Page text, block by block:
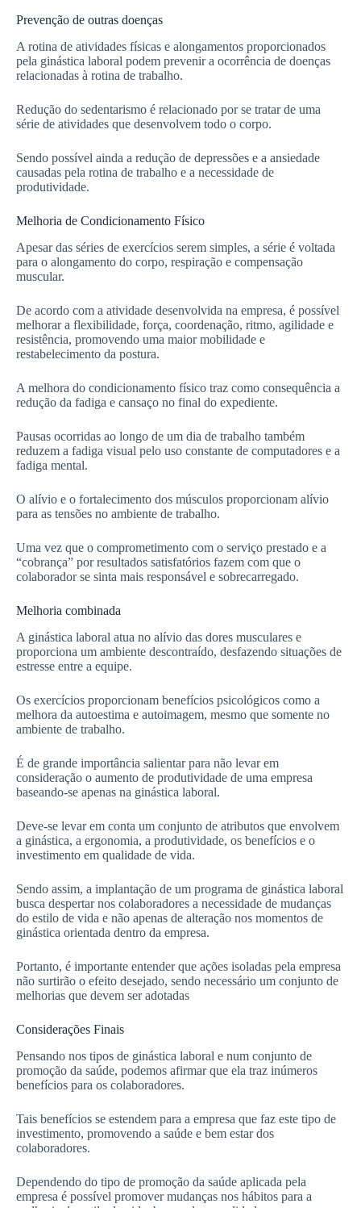
Prevenção de outras doenças
A rotina de atividades físicas e alongamentos proporcionados
pela ginástica laboral podem prevenir a ocorrência de doenças
relacionadas à rotina de trabalho.
Redução do sedentarismo é relacionado por se tratar de uma
série de atividades que desenvolvem todo o corpo.
Sendo possível ainda a redução de depressões e a ansiedade
causadas pela rotina de trabalho e a necessidade de
produtividade.
Melhoria de Condicionamento Físico
Apesar das séries de exercícios serem simples, a série é voltada
para o alongamento do corpo, respiração e compensação
muscular.
De acordo com a atividade desenvolvida na empresa, é possível
melhorar a flexibilidade, força, coordenação, ritmo, agilidade e
resistência, promovendo uma maior mobilidade e
restabelecimento da postura.
A melhora do condicionamento físico traz como consequência a
redução da fadiga e cansaço no final do expediente.
Pausas ocorridas ao longo de um dia de trabalho também
reduzem a fadiga visual pelo uso constante de computadores e a
fadiga mental.
O alívio e o fortalecimento dos músculos proporcionam alívio
para as tensões no ambiente de trabalho.
Uma vez que o comprometimento com o serviço prestado e a
“cobrança” por resultados satisfatórios fazem com que o
colaborador se sinta mais responsável e sobrecarregado.
Melhoria combinada
A ginástica laboral atua no alívio das dores musculares e
proporciona um ambiente descontraído, desfazendo situações de
estresse entre a equipe.
Os exercícios proporcionam benefícios psicológicos como a
melhora da autoestima e autoimagem, mesmo que somente no
ambiente de trabalho.
É de grande importância salientar para não levar em
consideração o aumento de produtividade de uma empresa
baseando-se apenas na ginástica laboral.
Deve-se levar em conta um conjunto de atributos que envolvem
a ginástica, a ergonomia, a produtividade, os benefícios e o
investimento em qualidade de vida.
Sendo assim, a implantação de um programa de ginástica laboral
busca despertar nos colaboradores a necessidade de mudanças
do estilo de vida e não apenas de alteração nos momentos de
ginástica orientada dentro da empresa.
Portanto, é importante entender que ações isoladas pela empresa
não surtirão o efeito desejado, sendo necessário um conjunto de
melhorias que devem ser adotadas
Considerações Finais
Pensando nos tipos de ginástica laboral e num conjunto de
promoção da saúde, podemos afirmar que ela traz inúmeros
benefícios para os colaboradores.
Tais benefícios se estendem para a empresa que faz este tipo de
investimento, promovendo a saúde e bem estar dos
colaboradores.
Dependendo do tipo de promoção da saúde aplicada pela
empresa é possível promover mudanças nos hábitos para a